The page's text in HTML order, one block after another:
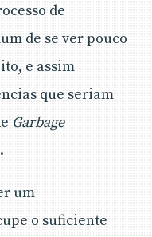
de
de se ver pouco
e assim
que seriam
Garbage
um
o suficiente